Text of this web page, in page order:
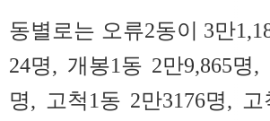
동별로는 오류2동이 3만
24명, 개봉1동 2만9,865명
명, 고척1동 2만3176명,